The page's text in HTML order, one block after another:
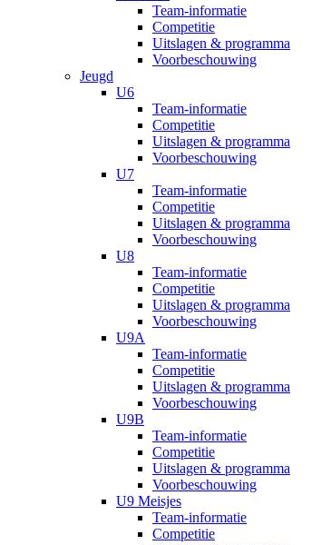
Team-informatie
Competitie
Uitslagen & programma
Voorbeschouwing
Jeugd
U6
Team-informatie
Competitie
Uitslagen & programma
Voorbeschouwing
U7
Team-informatie
Competitie
Uitslagen & programma
Voorbeschouwing
U8
Team-informatie
Competitie
Uitslagen & programma
Voorbeschouwing
U9A
Team-informatie
Competitie
Uitslagen & programma
Voorbeschouwing
U9B
Team-informatie
Competitie
Uitslagen & programma
Voorbeschouwing
U9 Meisjes
Team-informatie
Competitie